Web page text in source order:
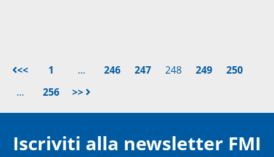
<< 1 … 246 247 248 249
250
…
256 >>
Iscriviti alla newsletter FMI